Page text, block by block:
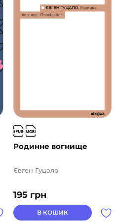
(1)
Родинне вогнище
195 грн
Євген Гуцало
В КОШИК